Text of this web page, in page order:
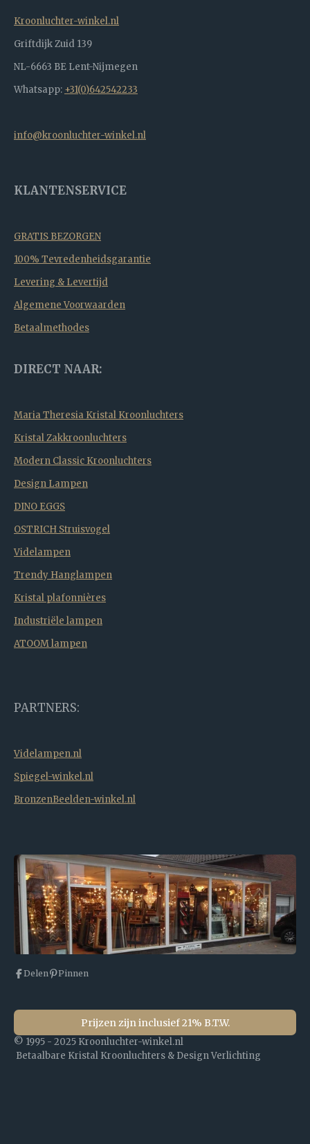
Kroonluchter-winkel.nl
Griftdijk Zuid 139
NL-6663 BE Lent-Nijmegen
Whatsapp: +31(0)642542233
info@kroonluchter-winkel.nl
KLANTENSERVICE
GRATIS BEZORGEN
100% Tevredenheidsgarantie
Levering & Levertijd
Algemene Voorwaarden
Betaalmethodes
DIRECT NAAR:
Maria Theresia Kristal Kroonluchters
Kristal Zakkroonluchters
Modern Classic Kroonluchters
Design Lampen
DINO EGGS
OSTRICH Struisvogel
Videlampen
Trendy Hanglampen
Kristal plafonnières
Industriële lampen
ATOOM lampen
PARTNERS:
Videlampen.nl
Spiegel-winkel.nl
BronzenBeelden-winkel.nl
Delen Pinnen
Prijzen zijn inclusief 21% B.T.W.
© 1995 - 2025 Kroonluchter-winkel.nl
Betaalbare Kristal Kroonluchters & Design Verlichting